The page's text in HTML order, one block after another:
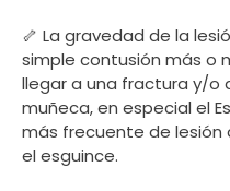
🦴 La gravedad de la
simple contusión más o
llegar a una fractura y/o
muñeca, en especial el
más frecuente de lesión
el esguince.